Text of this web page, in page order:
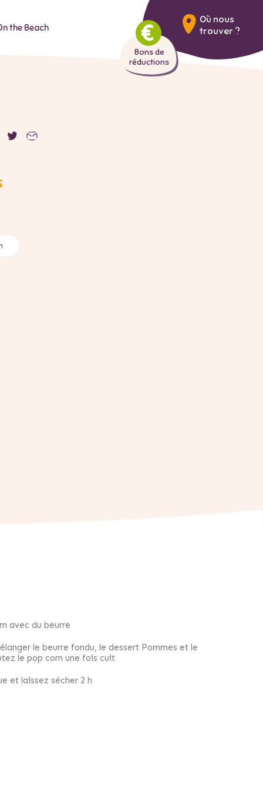
the Beach
Bons de
réductions
Où nous
trouver ?
avec du beurre
le beurre fondu, le dessert Pommes et le
le pop corn une fois cuit
et laissez sécher 2 h